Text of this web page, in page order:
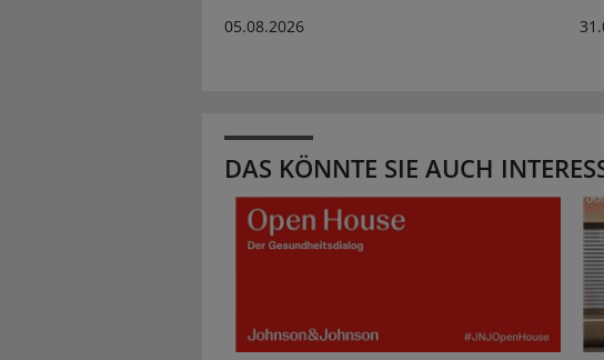
05.08.2026
DAS KÖNNTE SIE AUCH